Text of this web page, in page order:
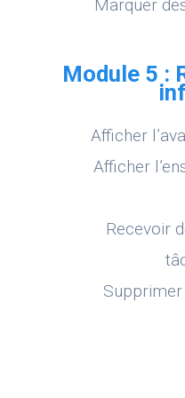
Marquer
Module 5 :
Afficher
Afficher
Recevoir